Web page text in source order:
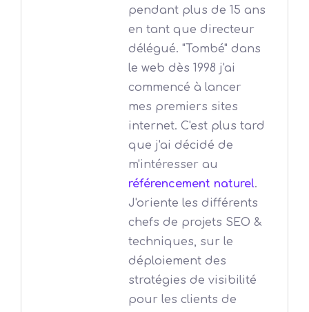
pendant plus de 15 ans
en tant que directeur
délégué. "Tombé" dans
le web dès 1998 j'ai
commencé à lancer
mes premiers sites
internet. C'est plus tard
que j'ai décidé de
m'intéresser au
référencement naturel.
J'oriente les différents
chefs de projets SEO &
techniques, sur le
déploiement des
stratégies de visibilité
pour les clients de